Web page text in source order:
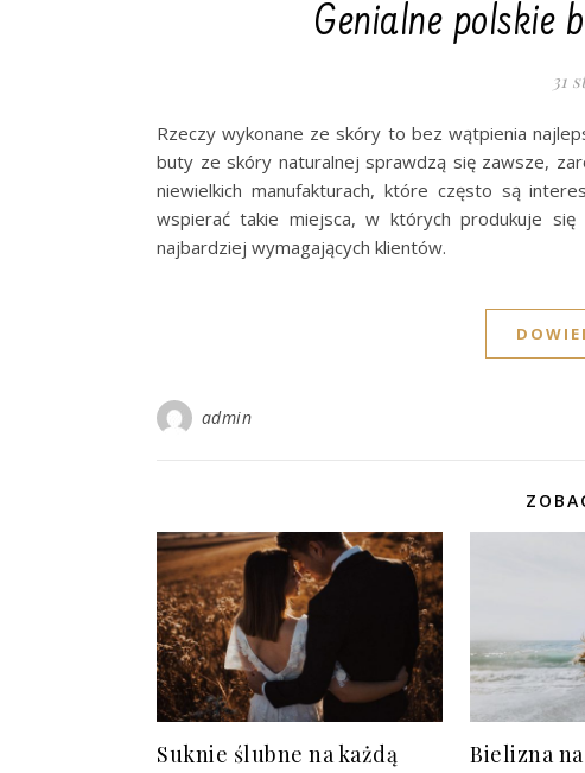
Genialne polskie
31
Rzeczy wykonane ze skóry to bez wątpienia
buty ze skóry naturalnej sprawdzą się zawsze,
niewielkich manufakturach, które często są
wspierać takie miejsca, w których produkuje
najbardziej wymagających klientów.
admin
Suknie ślubne na każdą
Bielizna